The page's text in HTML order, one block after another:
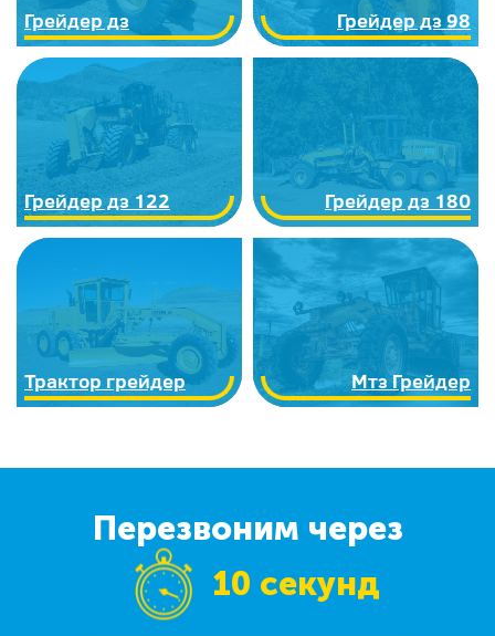
Грейдер дз Грейдер дз 98
Грейдер дз 122 Грейдер дз 180
Трактор грейдер Мтз Грейдер
Перезвоним через
10 секунд